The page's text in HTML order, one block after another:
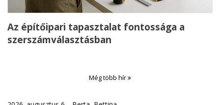
Az építőipari tapasztalat fontossága a
szerszámválasztásban
Még több hír